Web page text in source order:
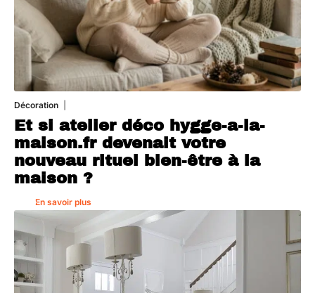
Décoration
Et si atelier déco hygge-a-la-
maison.fr devenait votre
nouveau rituel bien-être à la
maison ?
En savoir plus